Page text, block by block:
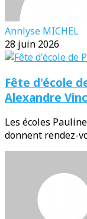
Annlyse MICHEL
28 juin 2026
Fête d'école
Alexandre
Les écoles
donnent rendez-